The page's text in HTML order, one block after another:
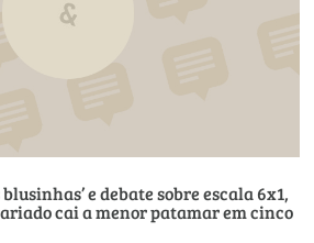
e debate sobre escala 6x1,
cai a menor patamar em cinco